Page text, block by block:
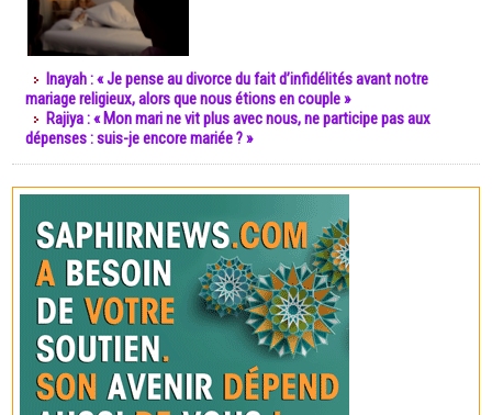
Inayah : « Je pense au divorce du fait d’infidélités avant notre
mariage religieux, alors que nous étions en couple »
Rajiya : « Mon mari ne vit plus avec nous, ne participe pas aux
dépenses : suis-je encore mariée ? »